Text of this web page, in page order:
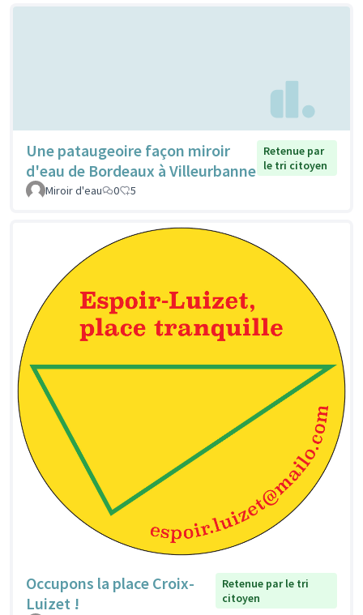
Une pataugeoire façon miroir
d'eau de Bordeaux à Villeurbanne
Retenue par
le tri citoyen
Miroir d'eau
0 5
Occupons la place Croix-
Luizet !
Retenue par le tri
citoyen